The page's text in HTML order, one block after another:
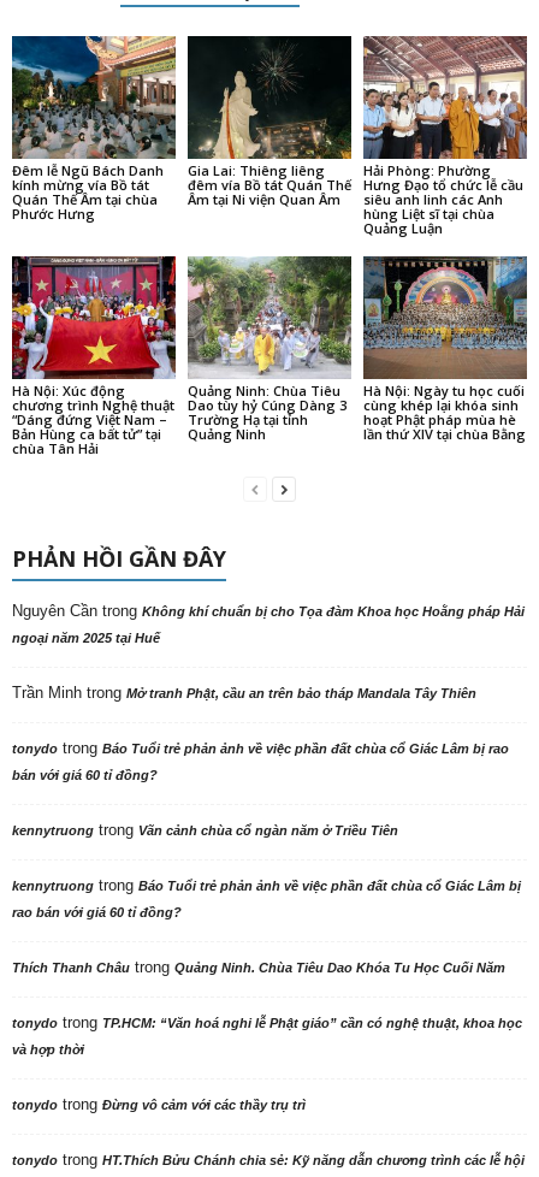
Đêm lễ Ngũ Bách Danh
kính mừng vía Bồ tát
Quán Thế Âm tại chùa
Phước Hưng
Gia Lai: Thiêng liêng
đêm vía Bồ tát Quán Thế
Âm tại Ni viện Quan Âm
Hải Phòng: Phường
Hưng Đạo tổ chức lễ cầu
siêu anh linh các Anh
hùng Liệt sĩ tại chùa
Quảng Luận
Hà Nội: Xúc động
chương trình Nghệ thuật
“Dáng đứng Việt Nam –
Bản Hùng ca bất tử” tại
chùa Tân Hải
Quảng Ninh: Chùa Tiêu
Dao tùy hỷ Cúng Dàng 3
Trường Hạ tại tỉnh
Quảng Ninh
Hà Nội: Ngày tu học cuối
cùng khép lại khóa sinh
hoạt Phật pháp mùa hè
lần thứ XIV tại chùa Bằng
PHẢN HỒI GẦN ĐÂY
Nguyên Cần trong Không khí chuẩn bị cho Tọa đàm Khoa học Hoằng pháp Hải
ngoại năm 2025 tại Huế
Trần Minh trong Mở tranh Phật, cầu an trên bảo tháp Mandala Tây Thiên
tonydo trong Báo Tuổi trẻ phản ảnh về việc phần đất chùa cổ Giác Lâm bị rao
bán với giá 60 tỉ đồng?
kennytruong trong Vãn cảnh chùa cổ ngàn năm ở Triều Tiên
kennytruong trong Báo Tuổi trẻ phản ảnh về việc phần đất chùa cổ Giác Lâm bị
rao bán với giá 60 tỉ đồng?
Thích Thanh Châu trong Quảng Ninh. Chùa Tiêu Dao Khóa Tu Học Cuối Năm
tonydo trong TP.HCM: “Văn hoá nghi lễ Phật giáo” cần có nghệ thuật, khoa học
và hợp thời
tonydo trong Đừng vô cảm với các thầy trụ trì
tonydo trong HT.Thích Bửu Chánh chia sẻ: Kỹ năng dẫn chương trình các lễ hội